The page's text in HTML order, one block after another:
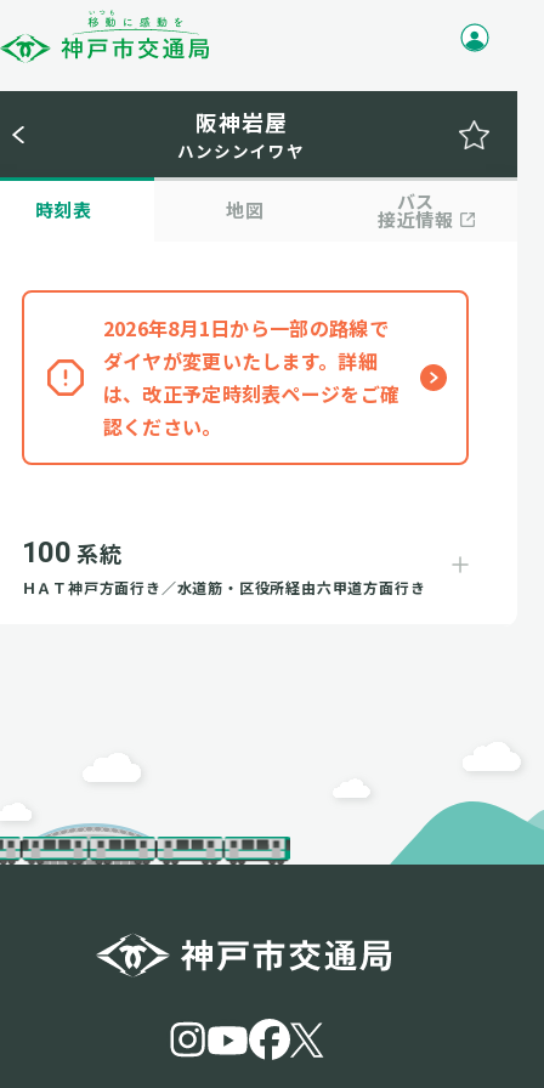
阪神岩屋
ハンシンイワヤ
時刻表 地図 バス
接近情報
2026年8月1日から一部の路線で
ダイヤが変更いたします。詳細
は、改正予定時刻表ページをご確
認ください。
100 系統
ＨＡＴ神戸方面行き／水道筋・区役所経由六甲道方面行き